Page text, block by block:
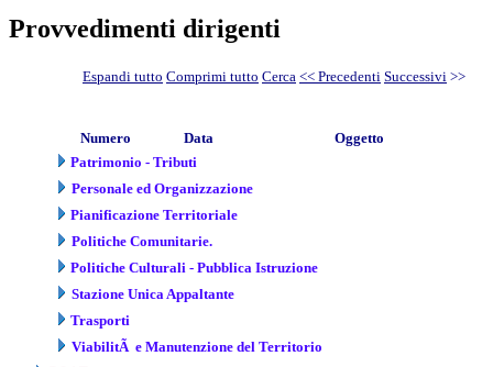
Provvedimenti dirigenti
Espandi tutto Comprimi tutto Cerca << Precedenti Successivi >>
Numero Data
Oggetto
Patrimonio - Tributi
Personale ed Organizzazione
Pianificazione Territoriale
Politiche Comunitarie.
Politiche Culturali - Pubblica Istruzione
Stazione Unica Appaltante
Trasporti
ViabilitÃ e Manutenzione del Territorio